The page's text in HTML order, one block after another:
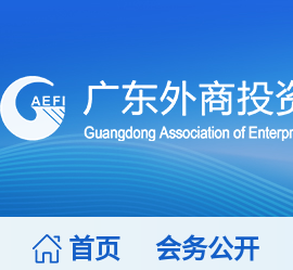
首页 会务公开